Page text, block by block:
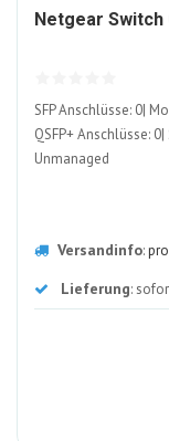
Netgear Switch
SFP Anschlüsse: 0|
QSFP+ Anschlüsse:
Unmanaged
Versandinfo:
Lieferung: